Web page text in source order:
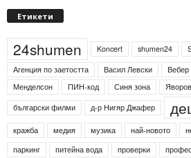
Етикети
24shumen Koncert shumen24
Агенция по заетостта
Васил Левски Вебер
Менделсон
ПИН-код Синя зона Яворов
български филми
д-р Нигяр Джафер
кражба медия музика най-новото
паркинг питейна вода проверки